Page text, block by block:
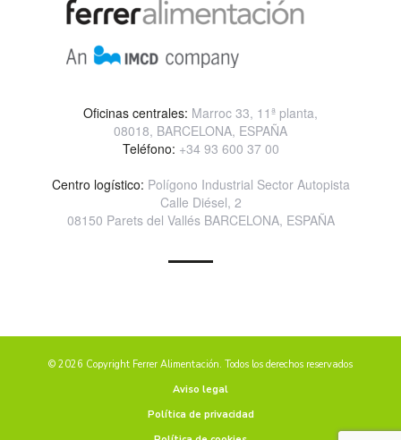
Oficinas centrales: Marroc 33, 11ª planta,
08018, BARCELONA, ESPAÑA
Teléfono: +34 93 600 37 00
Centro logístico: Polígono Industrial Sector Autopista
Calle Diésel, 2
08150 Parets del Vallés BARCELONA, ESPAÑA
© 2026 Copyright Ferrer Alimentación. Todos los derechos reservados
Aviso legal
Política de privacidad